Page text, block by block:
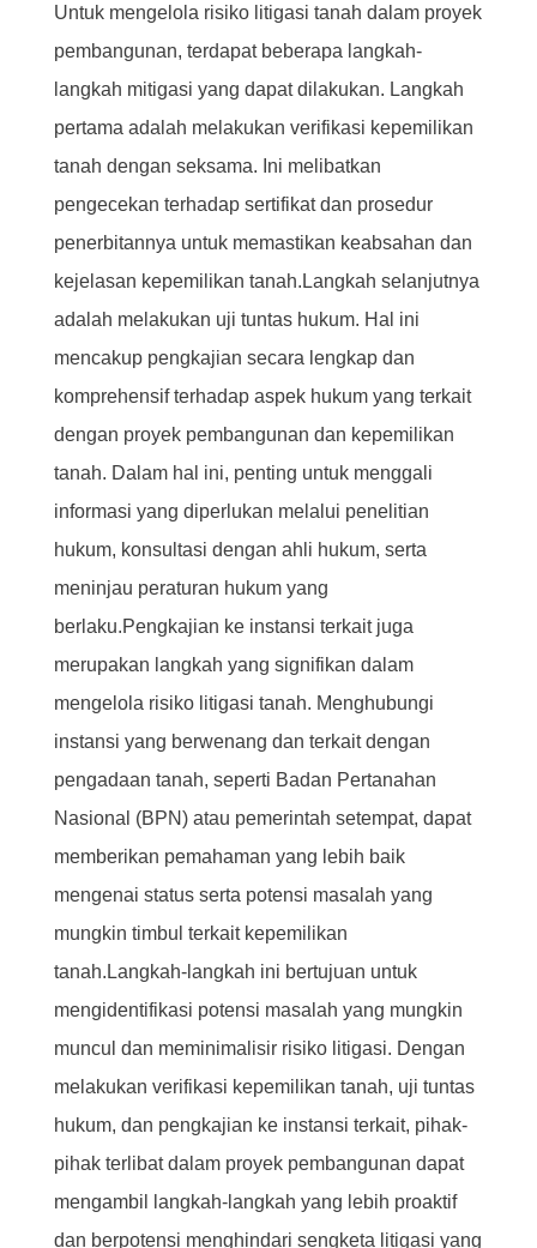
Untuk mengelola risiko litigasi tanah dalam proyek
pembangunan, terdapat beberapa langkah-
langkah mitigasi yang dapat dilakukan. Langkah
pertama adalah melakukan verifikasi kepemilikan
tanah dengan seksama. Ini melibatkan
pengecekan terhadap sertifikat dan prosedur
penerbitannya untuk memastikan keabsahan dan
kejelasan kepemilikan tanah.Langkah selanjutnya
adalah melakukan uji tuntas hukum. Hal ini
mencakup pengkajian secara lengkap dan
komprehensif terhadap aspek hukum yang terkait
dengan proyek pembangunan dan kepemilikan
tanah. Dalam hal ini, penting untuk menggali
informasi yang diperlukan melalui penelitian
hukum, konsultasi dengan ahli hukum, serta
meninjau peraturan hukum yang
berlaku.Pengkajian ke instansi terkait juga
merupakan langkah yang signifikan dalam
mengelola risiko litigasi tanah. Menghubungi
instansi yang berwenang dan terkait dengan
pengadaan tanah, seperti Badan Pertanahan
Nasional (BPN) atau pemerintah setempat, dapat
memberikan pemahaman yang lebih baik
mengenai status serta potensi masalah yang
mungkin timbul terkait kepemilikan
tanah.Langkah-langkah ini bertujuan untuk
mengidentifikasi potensi masalah yang mungkin
muncul dan meminimalisir risiko litigasi. Dengan
melakukan verifikasi kepemilikan tanah, uji tuntas
hukum, dan pengkajian ke instansi terkait, pihak-
pihak terlibat dalam proyek pembangunan dapat
mengambil langkah-langkah yang lebih proaktif
dan berpotensi menghindari sengketa litigasi yang